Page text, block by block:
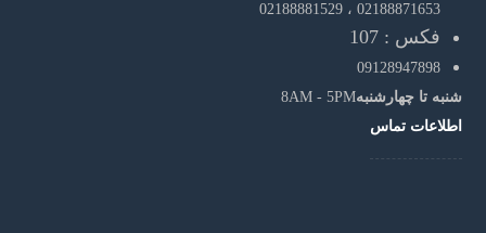
02188871653 ،
02188881529
فکس : 107
09128947898
شنبه تا چهارشنبه8AM - 5PM
اطلاعات تماس